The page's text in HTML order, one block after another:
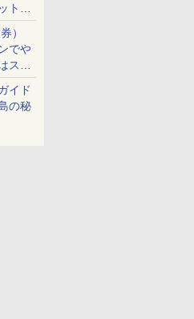
ト手
は？
）
でや
スマ
イド
の秘